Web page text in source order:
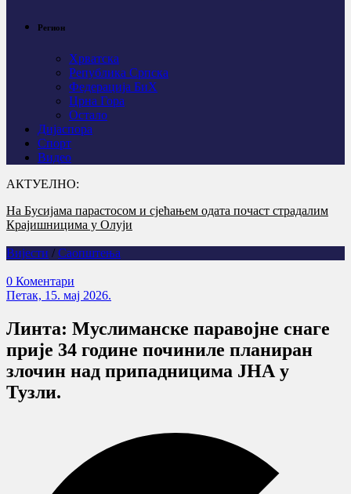
Регион
Хрватска
Република Српска
Федерација БиХ
Црна Гора
Остало
Дијаспора
Спорт
Видео
АКТУЕЛНО:
На Бусијама парастосом и сјећањем одата почаст страдалим
Крајишницима у Олуји
Вијести / Саопштења
0 Коментари
Петак, 15. мај 2026.
Линта: Муслиманске паравојне снаге
прије 34 године починиле планиран
злочин над припадницима ЈНА у
Тузли.